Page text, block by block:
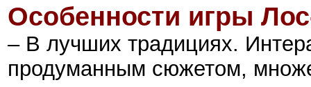
Особенности игры
– В лучших традициях.
продуманным сюжетом,